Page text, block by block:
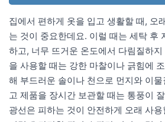
집에서 편하게 옷을 입고 생활할 때, 오
는 것이 중요한데요. 이럴 때는 세탁 후
하고, 너무 뜨거운 온도에서 다림질하
을 사용할 때는 강한 마찰이나 긁힘에
해 부드러운 솔이나 천으로 먼지와 이
고 제품을 장시간 보관할 때는 통풍이
광선은 피하는 것이 안전하게 오래 사